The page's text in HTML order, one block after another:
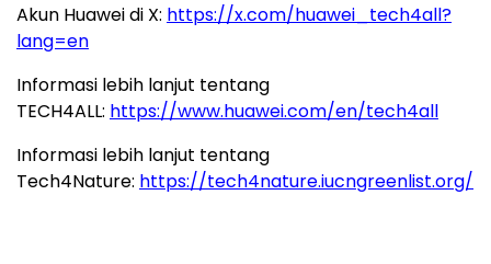
Akun Huawei di X: https://x.com/huawei_tech4all?
lang=en
Informasi lebih lanjut tentang
TECH4ALL: https://www.huawei.com/en/tech4all
Informasi lebih lanjut tentang
Tech4Nature: https://tech4nature.iucngreenlist.org/